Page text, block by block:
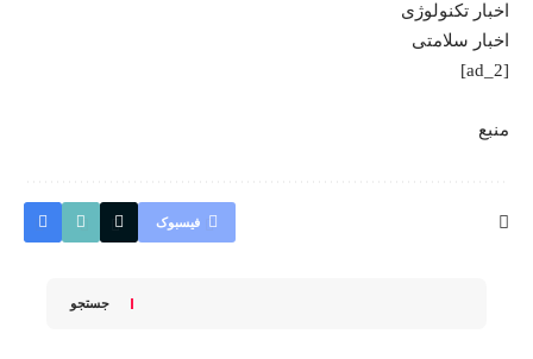
اخبار تکنولوژی
اخبار سلامتی
[ad_2]
منبع
فیسبوک
جستجو